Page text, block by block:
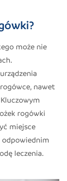
może nie
nawet
rogówki
miejsce
odpowiednim
leczenia.